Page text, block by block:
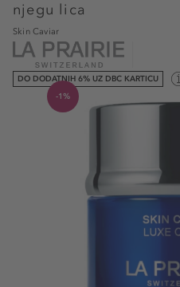
njegu lica
Skin Caviar
DO DODATNIH 6% UZ DBC KARTICU
-1%